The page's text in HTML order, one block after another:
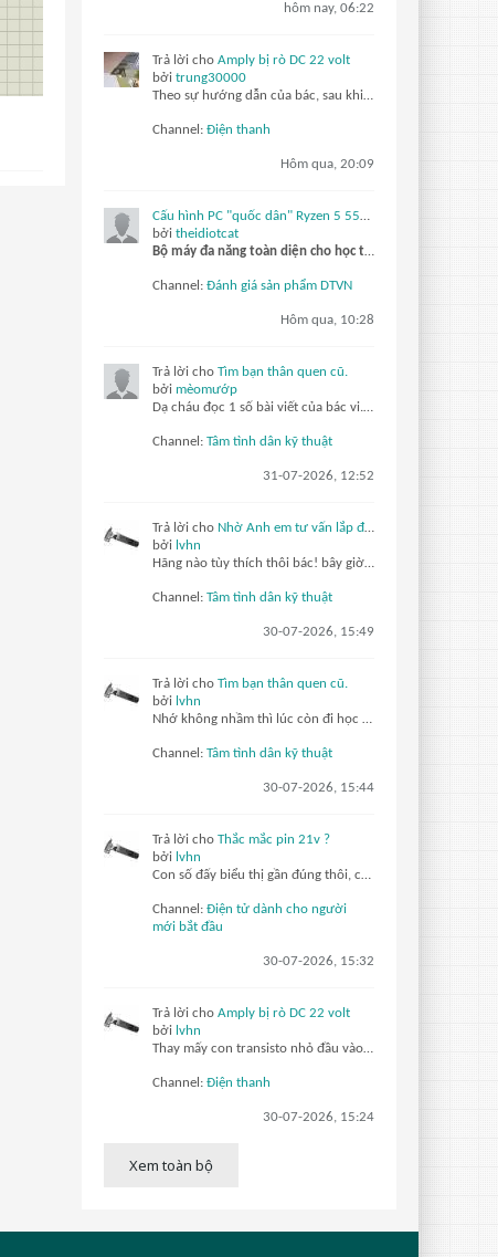
hôm nay, 06:22
Trả lời cho Amply bị rò DC 22 volt
bởi trung30000
Theo sự hướng dẫn của bác, sau khi em kiểm tra tầng Vi sai sử dụng cặp c1815, tiếp đến là 1 con a1013, và cặp thúc sử dụng mje304g và mje305g, em đã tiến hành thay cặp Vi sai c1815 sau đó mở máy lên đo ngõ công suất DC 0,2V hai giây sau máy đo...
Channel: Điện thanh
Hôm qua, 20:09
Cấu hình PC "quốc dân" Ryzen 5 5500 và RX 6500 XT
bởi theidiotcat
Bộ máy đa năng toàn diện cho học tập và làm việc hàng ngày
Channel: Đánh giá sản phẩm DTVN
Hôm qua, 10:28
Trả lời cho Tìm bạn thân quen cũ.
bởi mèomướp
Dạ cháu đọc 1 số bài viết của bác vi... thì nhớ đc bác là 1 cụ già gần 80 tuổi, sức khỏe yếu. Đam mê và làm vc về kỹ thuật điện. Thích thơ ca. Có nhìu bài chia sẻ quý báu cho thế hệ sau. Tuy nhiên già rồi nên khái tính, bảo thủ, nhưng vẫn đáng kính ạ... còn lão nhathung... thì kiểu bố đời
Channel: Tâm tình dân kỹ thuật
31-07-2026, 12:52
Trả lời cho Nhờ Anh em tư vấn lắp đặt camera quan sát ở gia đình.
bởi lvhn
Hãng nào tùy thích thôi bác! bây giờ các hãng đều hỗ trợ xem qua máy tính hay điện thoại đều được. Gắn Trước tiên mua về cắm nguồn set ip hết xong hãy lắp lên, cam poe chỉ cần 4 lõi là hoạt động bình thường nên 1 dây kéo cho 2 cam vẫn ok
Channel: Tâm tình dân kỹ thuật
30-07-2026, 15:49
Trả lời cho Tìm bạn thân quen cũ.
bởi lvhn
Nhớ không nhầm thì lúc còn đi học có gặp chú 1 lần cf bãi xe Nguyễn Kim, giờ quán cf đó nghỉ bán rồi
Channel: Tâm tình dân kỹ thuật
30-07-2026, 15:44
Trả lời cho Thắc mắc pin 21v ?
bởi lvhn
Con số đấy biểu thị gần đúng thôi, cái đồng hồ đó có đảm bảo chính xác hay không? pin có cục lên 4v4 vẫn bình thường. Cái gì cũng có sai số trong phạm vi không quá lớn thì không ảnh hưởng gì đâu, bàn ngay ngón ngắn ngón dài mà
Channel: Điện tử dành cho người
mới bắt đầu
30-07-2026, 15:32
Trả lời cho Amply bị rò DC 22 volt
bởi lvhn
Thay mấy con transisto nhỏ đầu vào, thường vi sai lỗi hay bị. Khám tổng quát chân các linh kiện xem có bị rỉ sét nhiều không?
Channel: Điện thanh
30-07-2026, 15:24
Xem toàn bộ